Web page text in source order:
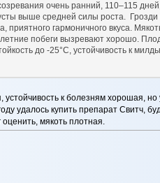
очень ранний, 110–115 дней,
выше средней силы роста.
гармоничного вкуса.
побеги вызревают хорошо.
до -25°С, устойчивость к
к болезням хорошая,
удалось купить препарат Свитч,
мякоть плотная.